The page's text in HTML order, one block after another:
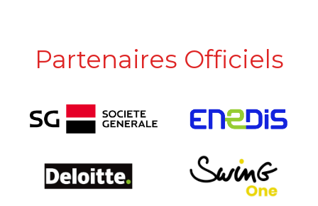
Partenaires Officiels